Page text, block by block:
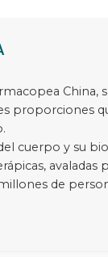
China,
proporciones
cuerpo y su
avaladas
de